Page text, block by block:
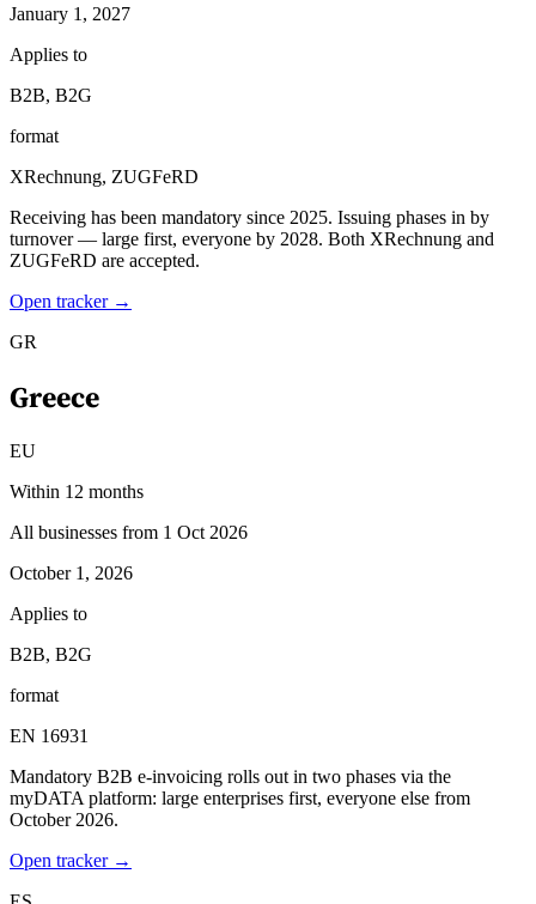
January 1, 2027
Applies to
B2B, B2G
format
XRechnung, ZUGFeRD
Receiving has been mandatory since 2025. Issuing phases in by
turnover — large first, everyone by 2028. Both XRechnung and
ZUGFeRD are accepted.
Open tracker →
GR
Greece
EU
Within 12 months
All businesses from 1 Oct 2026
October 1, 2026
Applies to
B2B, B2G
format
EN 16931
Mandatory B2B e-invoicing rolls out in two phases via the
myDATA platform: large enterprises first, everyone else from
October 2026.
Open tracker →